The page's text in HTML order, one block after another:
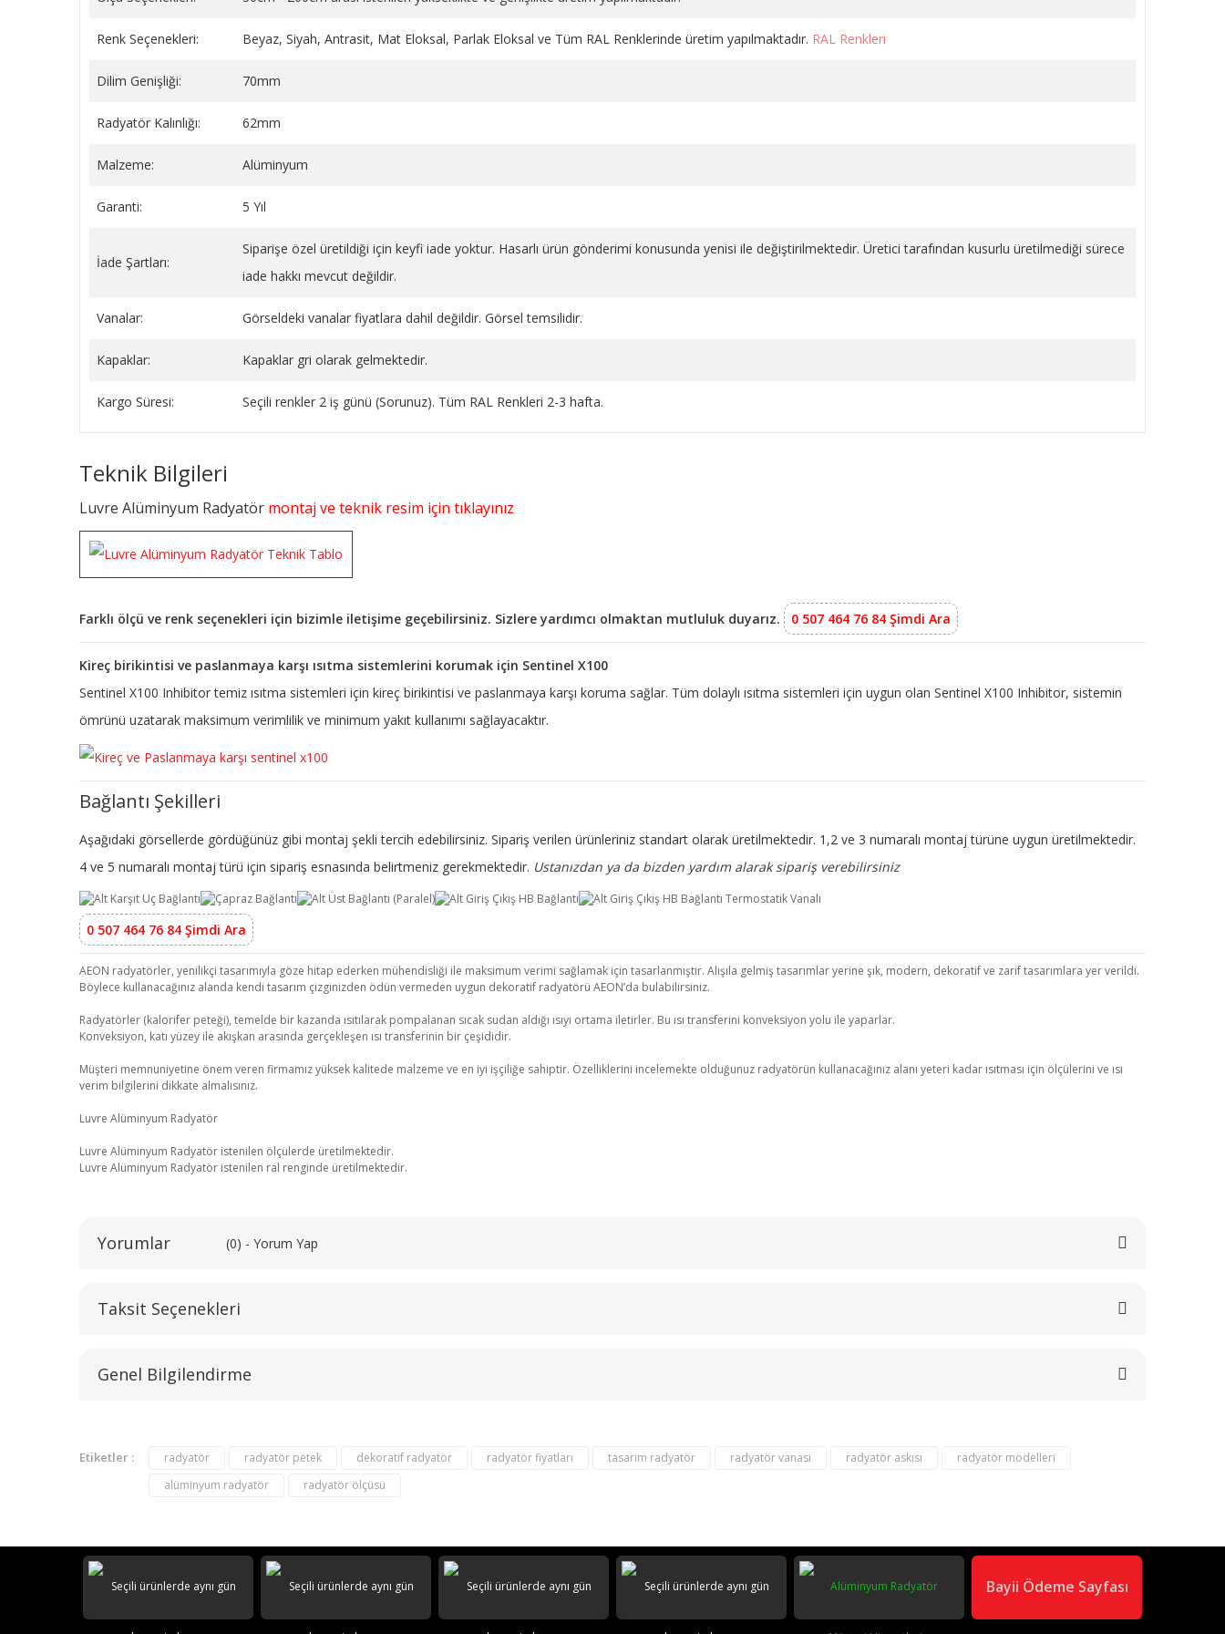
GİZLEME 9 CM
149,34 TL
Renk Seçenekleri: Beyaz, Siyah, Antrasit, Mat Eloksal, Parlak Eloksal ve Tüm RAL Renklerinde üretim yapılmaktadır. RAL Renkleri
Dilim Genişliği: 70mm
Radyatör Kalınlığı: 62mm
Malzeme: Alüminyum
Garanti: 5 Yıl
İade Şartları:
Siparişe özel üretildiği için keyfi iade yoktur. Hasarlı ürün gönderimi konusunda yenisi ile değiştirilmektedir. Üretici tarafından kusurlu üretilmediği sürece
iade hakkı mevcut değildir.
Vanalar: Görseldeki vanalar fiyatlara dahil değildir. Görsel temsilidir.
Kapaklar: Kapaklar gri olarak gelmektedir.
Kargo Süresi: Seçili renkler 2 iş günü (Sorunuz). Tüm RAL Renkleri 2-3 hafta.
Teknik Bilgileri
Luvre Alüminyum Radyatör montaj ve teknik resim için tıklayınız
Farklı ölçü ve renk seçenekleri için bizimle iletişime geçebilirsiniz. Sizlere yardımcı olmaktan mutluluk duyarız. 0 507 464 76 84 Şimdi Ara
Kireç birikintisi ve paslanmaya karşı ısıtma sistemlerini korumak için Sentinel X100
Sentinel X100 Inhibitor temiz ısıtma sistemleri için kireç birikintisi ve paslanmaya karşı koruma sağlar. Tüm dolaylı ısıtma sistemleri için uygun olan Sentinel X100 Inhibitor, sistemin
ömrünü uzatarak maksimum verimlilik ve minimum yakıt kullanımı sağlayacaktır.
Bağlantı Şekilleri
Aşağıdaki görsellerde gördüğünüz gibi montaj şekli tercih edebilirsiniz. Sipariş verilen ürünleriniz standart olarak üretilmektedir. 1,2 ve 3 numaralı montaj türüne uygun üretilmektedir.
4 ve 5 numaralı montaj türü için sipariş esnasında belirtmeniz gerekmektedir. Ustanızdan ya da bizden yardım alarak sipariş verebilirsiniz
0 507 464 76 84 Şimdi Ara
AEON radyatörler, yenilikçi tasarımıyla göze hitap ederken mühendisliği ile maksimum verimi sağlamak için tasarlanmıştır. Alışıla gelmiş tasarımlar yerine şık, modern, dekoratif ve zarif tasarımlara yer verildi.
Böylece kullanacağınız alanda kendi tasarım çizginizden ödün vermeden uygun dekoratif radyatörü AEON’da bulabilirsiniz.
Radyatörler (kalorifer peteği), temelde bir kazanda ısıtılarak pompalanan sıcak sudan aldığı ısıyı ortama iletirler. Bu ısı transferini konveksiyon yolu ile yaparlar.
Konveksiyon, katı yüzey ile akışkan arasında gerçekleşen ısı transferinin bir çeşididir.
Müşteri memnuniyetine önem veren firmamız yüksek kalitede malzeme ve en iyi işçiliğe sahiptir. Özelliklerini incelemekte olduğunuz radyatörün kullanacağınız alanı yeteri kadar ısıtması için ölçülerini ve ısı
verim bilgilerini dikkate almalısınız.
Luvre Alüminyum Radyatör
Luvre Alüminyum Radyatör istenilen ölçülerde üretilmektedir.
Luvre Alüminyum Radyatör istenilen ral renginde üretilmektedir.
Yorumlar (0) - Yorum Yap
Taksit Seçenekleri
Genel Bilgilendirme
Etiketler : radyatör radyatör petek dekoratif radyatör radyatör fiyatları tasarım radyatör radyatör vanası radyatör askısı
radyatör modelleri
alüminyum radyatör
radyatör ölçüsü
Bayii Ödeme Sayfası